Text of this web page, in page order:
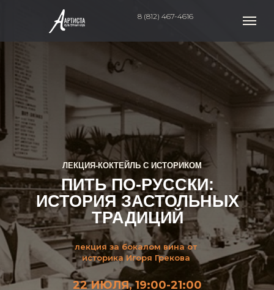
8 (812) 467-4616
лекция за бокалом вина от
историка Игоря Грекова
22 ИЮЛЯ, 19:00-21:00
ПИТЬ ПО-РУССКИ:
ИСТОРИЯЗАСТОЛЬНЫХ
ТРАДИЦИЙ
ЛЕКЦИЯ-КОКТЕЙЛЬ С ИСТОРИКОМ